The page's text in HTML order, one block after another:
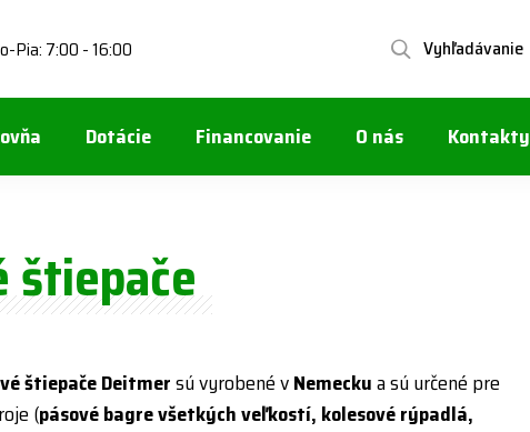
Pia: 7:00 - 16:00 Vyhľadávanie
Dotácie Financovanie O nás Kontakty
štiepače
štiepače Deitmersú vyrobené vNemeckua sú určené pre
(pásové bagre všetkých veľkostí, kolesové rýpadlá,